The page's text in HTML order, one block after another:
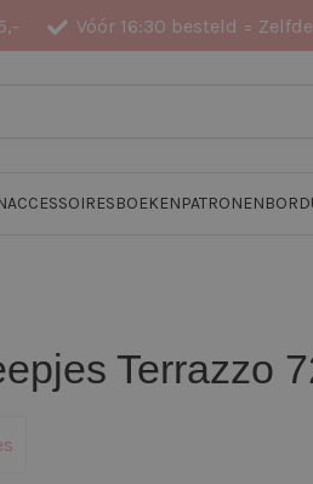
Vóór 16:30 besteld =
ACCESSOIRESBOEKENPATRONEN
Terrazzo